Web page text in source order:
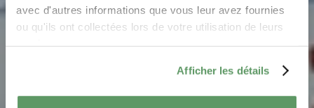
avec d'autres informations que vous leur avez fournies
ou qu'ils ont collectées lors de votre utilisation de leurs
Afficher les détails